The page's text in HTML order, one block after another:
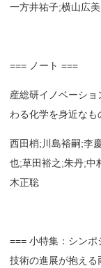
一方井祐子;横山広美
=== ノート ===
産総研イノベーシ
わる化学を身近なも
西田梢;川島裕嗣;李
也;草田裕之;朱丹;中
木正聡
=== 小特集：シン
技術の進展が抱え